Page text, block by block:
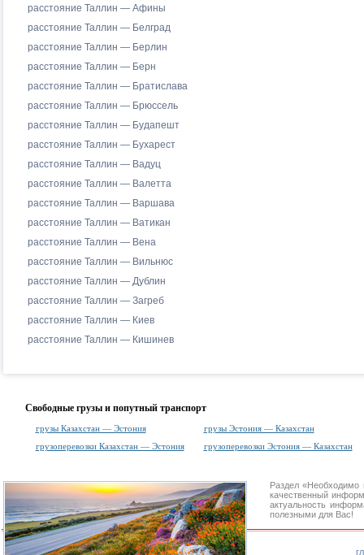
расстояние Таллин — Афины
расстояние Таллин — Белград
расстояние Таллин — Берлин
расстояние Таллин — Берн
расстояние Таллин — Братислава
расстояние Таллин — Брюссель
расстояние Таллин — Будапешт
расстояние Таллин — Бухарест
расстояние Таллин — Вадуц
расстояние Таллин — Валетта
расстояние Таллин — Варшава
расстояние Таллин — Ватикан
расстояние Таллин — Вена
расстояние Таллин — Вильнюс
расстояние Таллин — Дублин
расстояние Таллин — Загреб
расстояние Таллин — Киев
расстояние Таллин — Кишинев
Свободные грузы и попутный транспорт
грузы Казахстан — Эстония
грузы Эстония — Казахстан
грузоперевозки Казахстан — Эстония
грузоперевозки Эстония — Казахстан
Раздел
качественный
актуальность
полезными для Вас!